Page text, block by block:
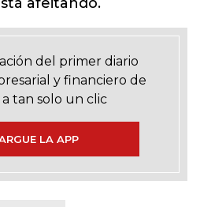
del primer diario
y financiero de
tan solo un clic
LA APP